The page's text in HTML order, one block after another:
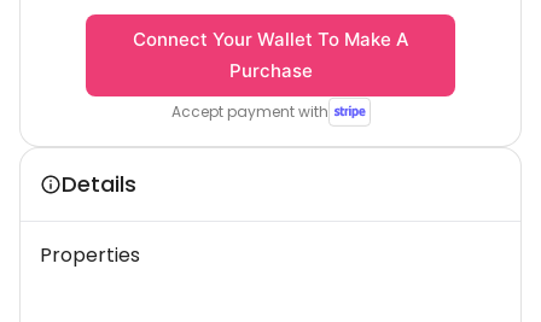
Connect Your Wallet To Make A
Purchase
Accept payment with
Details
Properties